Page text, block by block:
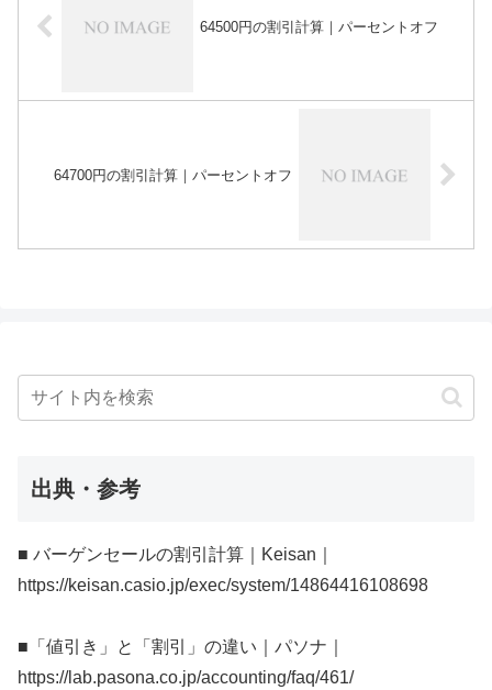
64500円の割引計算｜パーセントオフ
64700円の割引計算｜パーセントオフ
出典・参考
■ バーゲンセールの割引計算｜Keisan｜
https://keisan.casio.jp/exec/system/14864416108698
■「値引き」と「割引」の違い｜パソナ｜
https://lab.pasona.co.jp/accounting/faq/461/